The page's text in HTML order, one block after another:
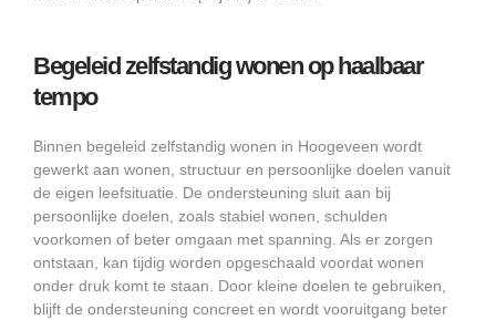
Begeleid zelfstandig wonen op haalbaar
tempo
Binnen begeleid zelfstandig wonen in Hoogeveen wordt
gewerkt aan wonen, structuur en persoonlijke doelen vanuit
de eigen leefsituatie. De ondersteuning sluit aan bij
persoonlijke doelen, zoals stabiel wonen, schulden
voorkomen of beter omgaan met spanning. Als er zorgen
ontstaan, kan tijdig worden opgeschaald voordat wonen
onder druk komt te staan. Door kleine doelen te gebruiken,
blijft de ondersteuning concreet en wordt vooruitgang beter